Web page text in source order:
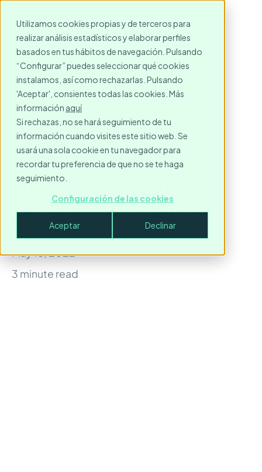
Utilizamos cookies propias y de terceros para
realizar análisis estadísticos y elaborar perfiles
basados en tus hábitos de navegación. Pulsando
“Configurar” puedes seleccionar qué cookies
instalamos, así como rechazarlas. Pulsando
'Aceptar', consientes todas las cookies. Más
información aquí
Si rechazas, no se hará seguimiento de tu
información cuando visites este sitio web. Se
usará una sola cookie en tu navegador para
recordar tu preferencia de que no se te haga
seguimiento.
Configuración de las cookies
Aceptar Declinar
Digitalización de la
vivienda corporativa:
pasado, presente y
futuro
May 18, 2022
3 minute read